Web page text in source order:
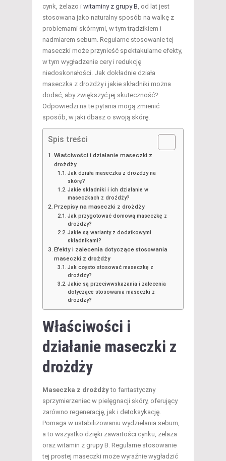
cynk, żelazo i witaminy z grupy B, od lat jest
stosowana jako naturalny sposób na walkę z
problemami skórnymi, w tym trądzikiem i
nadmiarem sebum. Regularne stosowanie tej
maseczki może przynieść spektakularne efekty,
w tym wygładzenie cery i redukcję
niedoskonałości. Jak dokładnie działa
maseczka z drożdży i jakie składniki można
dodać, aby zwiększyć jej skuteczność?
Odpowiedzi na te pytania mogą zmienić
sposób, w jaki dbasz o swoją skórę.
Spis treści
Właściwości i działanie maseczki z
drożdży
Jak działa maseczka z drożdży na
skórę?
Jakie składniki i ich działanie w
maseczkach z drożdży?
Przepisy na maseczki z drożdży
Jak przygotować domową maseczkę z
drożdży?
Jakie są warianty z dodatkowymi
składnikami?
Efekty i zalecenia dotyczące stosowania
maseczki z drożdży
Jak często stosować maseczkę z
drożdży?
Jakie są przeciwwskazania i zalecenia
dotyczące stosowania maseczki z
drożdży?
Właściwości i
działanie maseczki z
drożdży
Maseczka z drożdżyto fantastyczny
sprzymierzeniec w pielęgnacji skóry, oferujący
zarówno regenerację, jak i detoksykację.
Pomaga w ustabilizowaniu wydzielania sebum,
a to wszystko dzięki zawartości cynku, żelaza
oraz witamin z grupy B. Regularne stosowanie
tej prostej maseczki może wyraźnie wygładzić